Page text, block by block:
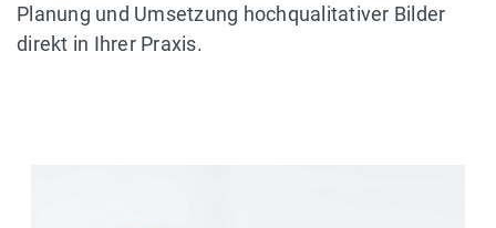
Planung und Umsetzung hochqualitativer Bilder
direkt in Ihrer Praxis.